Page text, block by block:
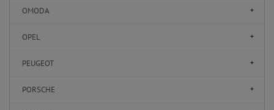
OMODA
OPEL
PEUGEOT
PORSCHE